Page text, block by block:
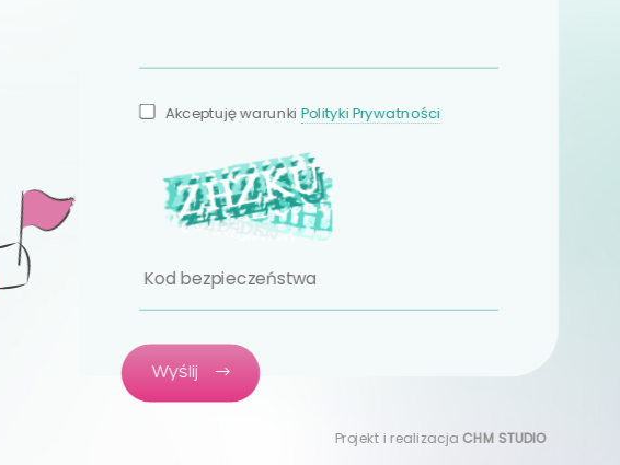
Akceptuję warunki Polityki Prywatności
Wyślij
Projekt i realizacja CHM STUDIO